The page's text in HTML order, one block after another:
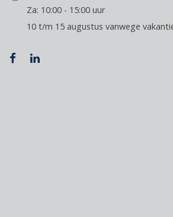
Za: 10:00 - 15:00 uur
10 t/m 15 augustus vanwege